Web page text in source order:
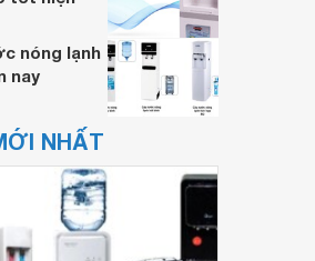
nóng lạnh
nay
NHẤT